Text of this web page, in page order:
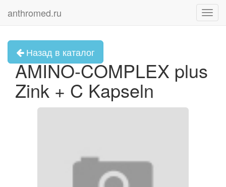
anthromed.ru
Назад в каталог
AMINO-COMPLEX plus
Zink + C Kapseln